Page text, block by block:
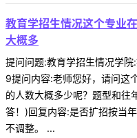
教育学招生情况这个专业
大概多
提问问题:教育学招生情况学
9提问内容:老师您好，请问这
的人数大概多少呢？题型和往
答！)回复内容:是否扩招按当
不调整。 ...